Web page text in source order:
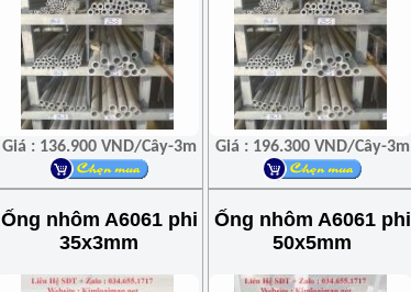
Giá : 136.900 VND/Cây-3m Giá : 196.300 VND/Cây-3m
Ống nhôm A6061 phi
35x3mm
Ống nhôm A6061 phi
50x5mm